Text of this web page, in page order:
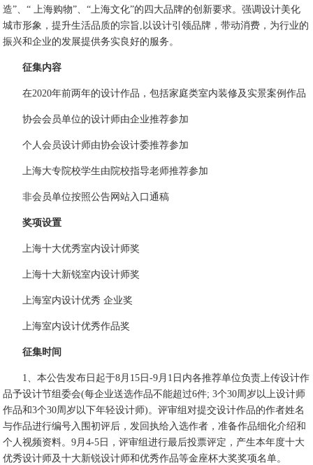
造”、“ 上海购物”、“上海文化”的四大品牌的创新要求。强调设计美化
城市形象，提升生活品质的宗旨,以设计引领品牌，带动消费，为行业的
振兴和企业的发展提供务实良好的服务。
征集内容
在2020年前两年的设计作品，包括家庭类室内装修及实景案例作品
协会会员单位的设计师由企业推荐参加
个人会员设计师由协会设计委推荐参加
上海大专院校学生由院校指导老师推荐参加
非会员单位按照公告网站入口通稿
奖项设置
上海十大优秀室内设计师奖
上海十大新锐室内设计师奖
上海室内设计优秀 企业奖
上海室内设计优秀作品奖
征集时间
1、本公告发布日起于8月15日-9月1日内各推荐单位负责上传设计作
品予设计节组委会(每企业送选作品不能超过6件; 3个30周岁以上设计师
作品和3个30周岁以下年轻设计师)。评审组对提交设计作品的作者姓名
与作品进行编号入围初评后，发回执给入选作者，准备作品细化介绍和
个人视频资料。9月4-5日，评审组进行最后投票评定，产生本年度十大
优秀设计师及十大新锐设计师和优秀作品等金座杯大奖奖项名单。